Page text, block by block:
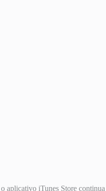
aplicativo iTunes Store